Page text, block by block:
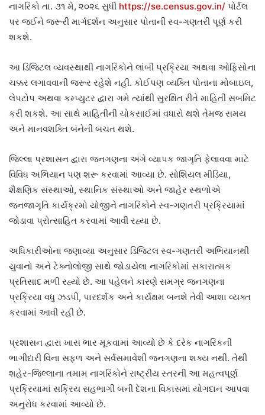
નાગરિકો તા. ૩૧ મે, ૨૦૨૬ સુધી https://se.census.gov.in/ પોર્ટલ
પર જઈને જરૂરી માર્ગદર્શન અનુસાર પોતાની સ્વ-ગણતરી પૂર્ણ કરી
શકશે.
આ ડિજિટલ વ્યવસ્થાથી નાગરિકોને લાંબી પ્રક્રિયા અથવા ઓફિસોના
ચક્કર લગાવવાની જરૂર રહેશે નહીં. કોઈપણ વ્યક્તિ પોતાના મોબાઇલ,
લેપટોપ અથવા કમ્પ્યુટર દ્વારા ગમે ત્યાંથી સુરક્ષિત રીતે માહિતી સબમિટ
કરી શકશે. આ સાથે માહિતીની ચોકસાઈમાં વધારો થશે તેમજ સમય
અને માનવશક્તિ બંનેની બચત થશે.
જિલ્લા પ્રશાસન દ્વારા જનગણના અંગે વ્યાપક જાગૃતિ ફેલાવવા માટે
વિવિધ અભિયાન પણ શરૂ કરવામાં આવ્યા છે. સોશિયલ મીડિયા,
શૈક્ષણિક સંસ્થાઓ, સ્થાનિક સંસ્થાઓ અને જાહેર સ્થળોએ
જનજાગૃતિ કાર્યક્રમો યોજીને નાગરિકોને સ્વ-ગણતરી પ્રક્રિયામાં
જોડાવા પ્રોત્સાહિત કરવામાં આવી રહ્યા છે.
અધિકારીઓના જણાવ્યા અનુસાર ડિજિટલ સ્વ-ગણતરી અભિયાનથી
યુવાનો અને ટેક્નોલોજી સાથે જોડાયેલા નાગરિકોમાં સકારાત્મક
પ્રતિસાદ મળી રહ્યો છે. આ પહેલને કારણે સમગ્ર જનગણના
પ્રક્રિયા વધુ ઝડપી, પારદર્શક અને કાર્યક્ષમ બનશે તેવી આશા વ્યક્ત
કરવામાં આવી રહી છે.
પ્રશાસન દ્વારા ખાસ ભાર મૂકવામાં આવ્યો છે કે દરેક નાગરિકની
ભાગીદારી વિના સફળ અને સર્વસમાવેશી જનગણના શક્ય નથી. તેથી
શહેર-જિલ્લાના તમામ નાગરિકોને રાષ્ટ્રીય સ્તરની આ મહત્વપૂર્ણ
પ્રક્રિયામાં સક્રિય સહભાગી બની દેશના વિકાસમાં યોગદાન આપવા
અનુરોધ કરવામાં આવ્યો છે.